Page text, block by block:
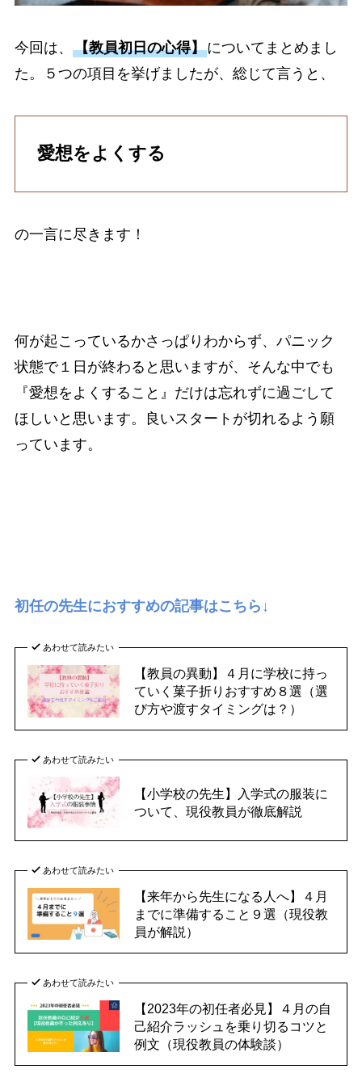
今回は、 【教員初日の心得】についてまとめまし
た。５つの項目を挙げましたが、総じて言うと、
愛想をよくする
の一言に尽きます！
何が起こっているかさっぱりわからず、パニック
状態で１日が終わると思いますが、そんな中でも
『愛想をよくすること』だけは忘れずに過ごして
ほしいと思います。良いスタートが切れるよう願
っています。
初任の先生におすすめの記事はこちら↓
あわせて読みたい
【教員の異動】４月に学校に持っ
ていく菓子折りおすすめ８選（選
び方や渡すタイミングは？）
あわせて読みたい
【小学校の先生】入学式の服装に
ついて、現役教員が徹底解説
あわせて読みたい
【来年から先生になる人へ】４月
までに準備すること９選（現役教
員が解説）
あわせて読みたい
【2023年の初任者必見】４月の自
己紹介ラッシュを乗り切るコツと
例文（現役教員の体験談）